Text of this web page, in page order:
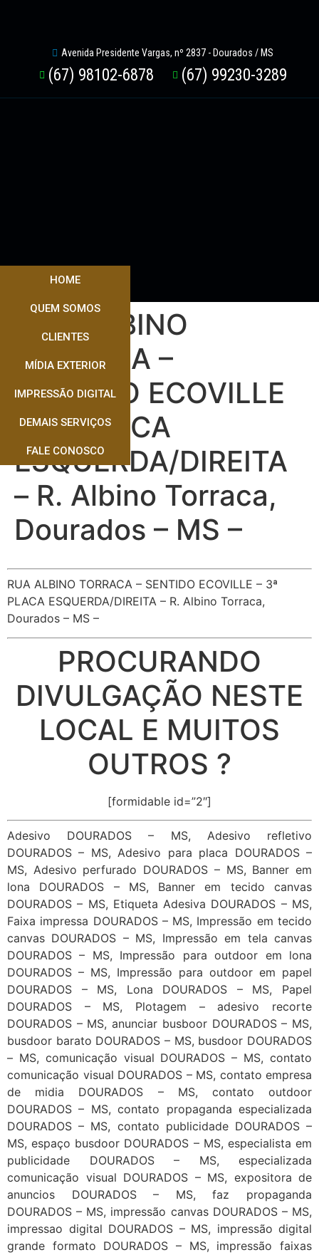
Avenida Presidente Vargas, nº 2837 - Dourados / MS
(67) 98102-6878 (67) 99230-3289
HOME
QUEM SOMOS
CLIENTES
MÍDIA EXTERIOR
IMPRESSÃO DIGITAL
DEMAIS SERVIÇOS
FALE CONOSCO
RUA ALBINO
TORRACA –
SENTIDO ECOVILLE
– 3ª PLACA
ESQUERDA/DIREITA
– R. Albino Torraca,
Dourados – MS –
RUA ALBINO TORRACA – SENTIDO ECOVILLE – 3ª
PLACA ESQUERDA/DIREITA – R. Albino Torraca,
Dourados – MS –
PROCURANDO
DIVULGAÇÃO NESTE
LOCAL E MUITOS
OUTROS ?
[formidable id=”2″]
Adesivo DOURADOS – MS, Adesivo refletivo
DOURADOS – MS, Adesivo para placa DOURADOS –
MS, Adesivo perfurado DOURADOS – MS, Banner em
lona DOURADOS – MS, Banner em tecido canvas
DOURADOS – MS, Etiqueta Adesiva DOURADOS – MS,
Faixa impressa DOURADOS – MS, Impressão em tecido
canvas DOURADOS – MS, Impressão em tela canvas
DOURADOS – MS, Impressão para outdoor em lona
DOURADOS – MS, Impressão para outdoor em papel
DOURADOS – MS, Lona DOURADOS – MS, Papel
DOURADOS – MS, Plotagem – adesivo recorte
DOURADOS – MS, anunciar busboor DOURADOS – MS,
busdoor barato DOURADOS – MS, busdoor DOURADOS
– MS, comunicação visual DOURADOS – MS, contato
comunicação visual DOURADOS – MS, contato empresa
de midia DOURADOS – MS, contato outdoor
DOURADOS – MS, contato propaganda especializada
DOURADOS – MS, contato publicidade DOURADOS –
MS, espaço busdoor DOURADOS – MS, especialista em
publicidade DOURADOS – MS, especializada
comunicação visual DOURADOS – MS, expositora de
anuncios DOURADOS – MS, faz propaganda
DOURADOS – MS, impressão canvas DOURADOS – MS,
impressao digital DOURADOS – MS, impressão digital
grande formato DOURADOS – MS, impressão faixas